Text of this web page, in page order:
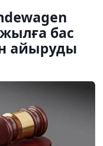
жылға бас
айыруды